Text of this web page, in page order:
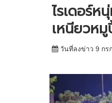
ไรเดอร์ห
เหนียวห
วันที่ลงข่าว 9 กร